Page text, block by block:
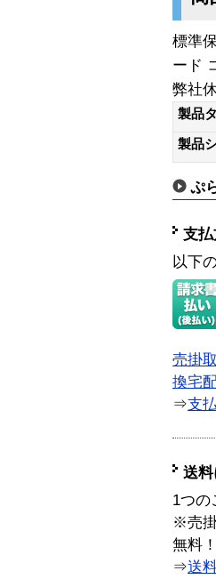
標準
ード
弊社
製品
製品
ぷ
支
以下
売掛
換宅
⇒支
送
1つの
※売
無料！
⇒送